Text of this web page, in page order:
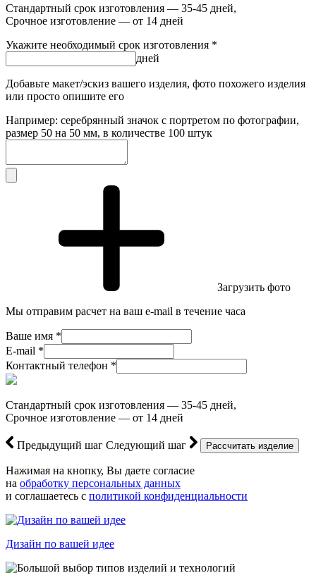
Стандартный срок изготовления — 35-45 дней,
Срочное изготовление — от 14 дней
Укажите необходимый срок изготовления *
дней
Добавьте макет/эскиз вашего изделия, фото похожего изделия
или просто опишите его
Например: серебрянный значок с портретом по фотографии,
размер 50 на 50 мм, в количестве 100 штук
Загрузить фото
Мы отправим расчет на ваш e-mail в течение часа
Ваше имя *
E-mail *
Контактный телефон *
Стандартный срок изготовления — 35-45 дней,
Срочное изготовление — от 14 дней
Предыдущий шаг Следующий шаг
Нажимая на кнопку, Вы даете согласие
на обработку персональных данных
и соглашаетесь с политикой конфиденциальности
Дизайн по вашей идее